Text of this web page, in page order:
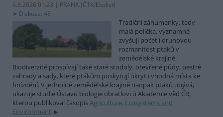
6.8.2026 01:23 | PRAHA (ČTK/Ekolist)
Diskuse: 48
Tradiční záhumenky, tedy
malá políčka, významně
zvyšují počet i druhovou
rozmanitost ptáků v
zemědělské krajině.
Biodiverzitě prospívají také staré stodoly, otevřené půdy, pestré
zahrady a sady, které ptákům poskytují úkryt i vhodná místa ke
hnízdění. V jednolité zemědělské krajině naopak ptáků ubývá,
ukazuje studie Ústavu biologie obratlovců Akademie věd ČR,
kterou publikoval časopisAgriculture, Ecosystems and
Environment.